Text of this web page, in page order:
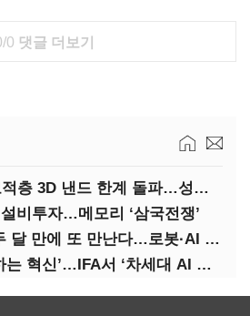
0 댓글 더보기
삼전-포스텍, 초고적층 3D 낸드 한계 돌파…성능·전력효율 개선
비투자…메모리 ‘삼국전쟁’
구광모-젠슨 황, 두 달 만에 또 만난다…로봇·AI 등 논의
LG ‘당신과 함께하는 혁신’…IFA서 ‘차세대 AI 홈’ 비전 공개